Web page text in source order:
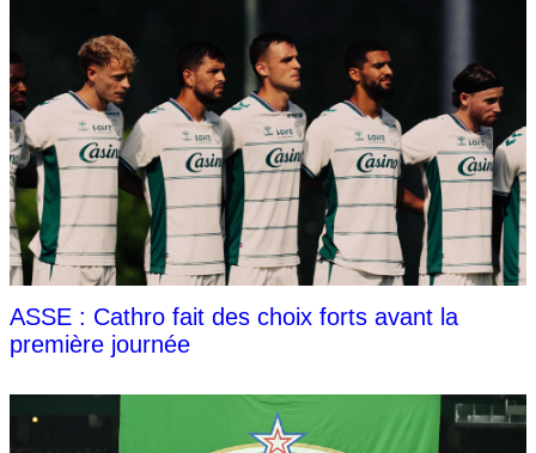
ASSE : Cathro fait des choix forts avant la
première journée